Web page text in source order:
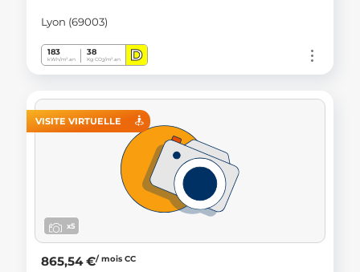
Lyon (69003)
183
kWh/m².an
38
Kg CO2/m².an D
VISITE VIRTUELLE
x5
865,54 €/ mois CC